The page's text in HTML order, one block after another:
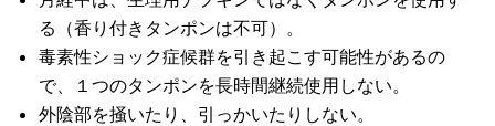
る（香り付きタンポンは不可）。
毒素性ショック症候群を引き起こす可能性があるの
で、１つのタンポンを長時間継続使用しない。
外陰部を掻いたり、引っかいたりしない。